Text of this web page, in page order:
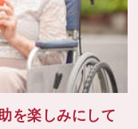
を楽しみにして